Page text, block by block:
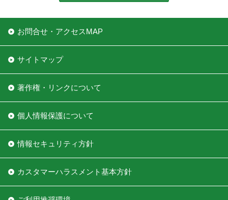
お問合せ・アクセスMAP
サイトマップ
著作権・リンクについて
個人情報保護について
情報セキュリティ方針
カスタマーハラスメント基本方針